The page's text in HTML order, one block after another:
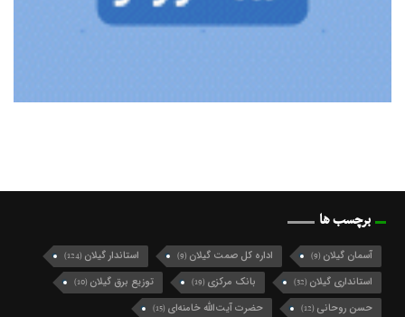
برچسب ها
آسمان گیلان (9) اداره کل صمت گیلان (9) استاندار گیلان (124)
استانداری گیلان (32) بانک مرکزی (19) توزیع برق گیلان (10)
حسن روحانی (12) حضرت آیت‌الله خامنه‌ای (15)